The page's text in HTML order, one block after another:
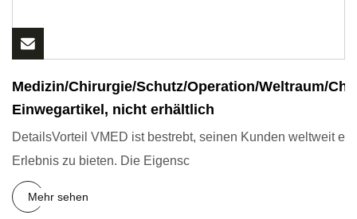
Medizin/Chirurgie/Schutz/Operation/Weltraum/
Einwegartikel, nicht erhältlich
DetailsVorteil VMED ist bestrebt, seinen Kunden weltweit
Erlebnis zu bieten. Die Eigensc
Mehr sehen